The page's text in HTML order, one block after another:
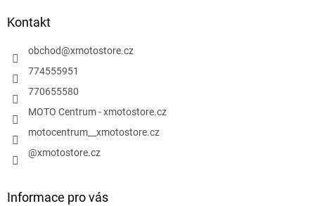
Kontakt
obchod@xmotostore.cz
774555951
770655580
MOTO Centrum - xmotostore.cz
motocentrum__xmotostore.cz
@xmotostore.cz
Informace pro vás